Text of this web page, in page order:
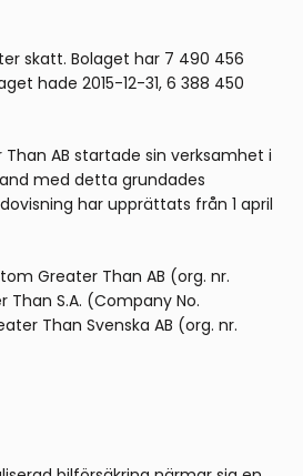
skatt. Bolaget har 7 490 456
hade 2015-12-31, 6 388 450
AB startade sin verksamhet i
med detta grundades
har upprättats från 1 april
Greater Than AB (org. nr.
S.A. (Company No.
Than Svenska AB (org. nr.